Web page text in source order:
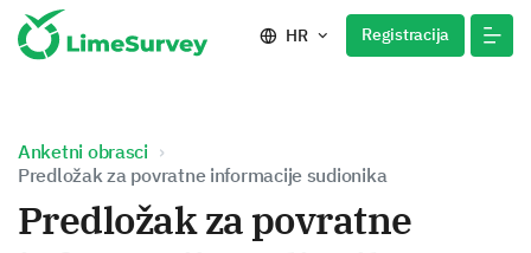
HR Registracija
Anketni obrasci
Predložak za povratne informacije sudionika
Predložak za povratne